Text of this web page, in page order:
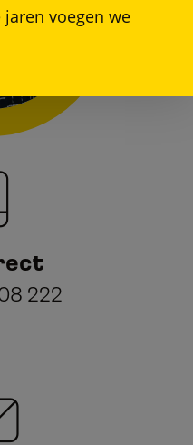
222
jaren voegen we